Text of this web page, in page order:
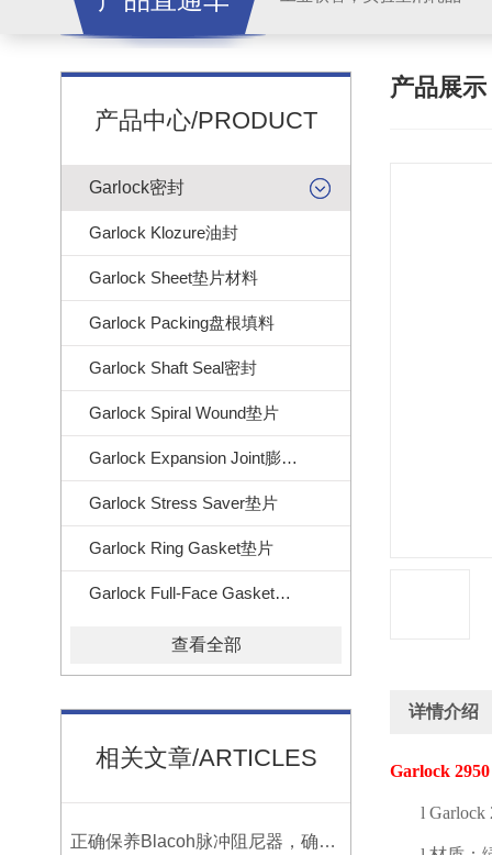
产品中心/PRODUCT
Garlock密封
Garlock Klozure油封
Garlock Sheet垫片材料
Garlock Packing盘根填料
Garlock Shaft Seal密封
Garlock Spiral Wound垫片
Garlock Expansion Joint膨胀节
Garlock Stress Saver垫片
Garlock Ring Gasket垫片
Garlock Full-Face Gasket垫片
查看全部
相关文章/ARTICLES
正确保养Blacoh脉冲阻尼器，确保长期稳定运行
产品展示
详情介绍
Garlock 2950
l Garlock